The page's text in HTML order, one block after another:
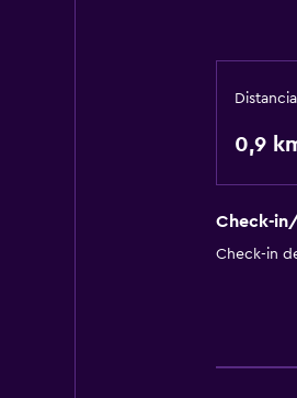
0,9
Check-
Check-in